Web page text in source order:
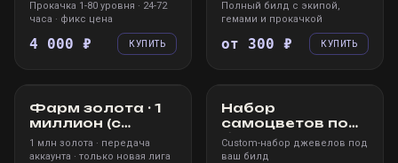
Прокачка 1-80 уровня · 24-72
часа · фикс цена
4 000 ₽ КУПИТЬ
Полный билд с экипой,
гемами и прокачкой
от 300 ₽ КУПИТЬ
Фарм золота · 1
миллион (с
передачей
аккаунта)
1 млн золота · передача
аккаунта · только новая лига
УСЛУГА
Набор
самоцветов под
билд
Custom-набор джевелов под
ваш билд